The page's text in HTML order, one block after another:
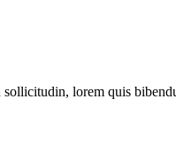
lorem quis